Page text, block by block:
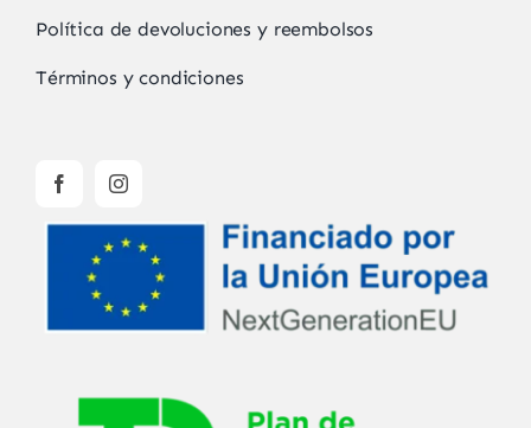
Política de devoluciones y reembolsos
Términos y condiciones